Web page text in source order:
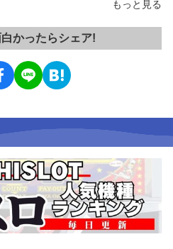
もっと見る
かったらシェア!